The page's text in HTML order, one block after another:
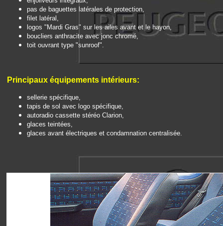
pas de baguettes latérales de protection,
filet latéral,
logos "Mardi Gras" sur les ailes avant et le hayon,
boucliers anthracite avec jonc chromé,
toit ouvrant type "sunroof".
Principaux équipements intérieurs:
sellerie spécifique,
tapis de sol avec logo spécifique,
autoradio cassette stéréo Clarion,
glaces teintées,
glaces avant électriques et condamnation centralisée.